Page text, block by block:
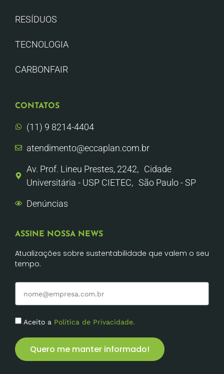
RESÍDUOS
TECNOLOGIA
CARBONFAIR
CONTATOS
(11) 9 8214-4404
atendimento@eccaplan.com.br
Av. Prof. Lineu Prestes, 2242, Cidade
Universitária - USP CIETEC, São Paulo - SP
Denúncias
ASSINE NOSSA NEWS
Atualizações sobre sustentabilidade que valem o seu
tempo.
Aceito a Política de Privacidade.
Quero me manter informado!